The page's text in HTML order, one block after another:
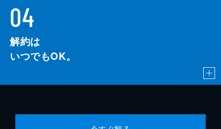
04
解約は
いつでもOK。